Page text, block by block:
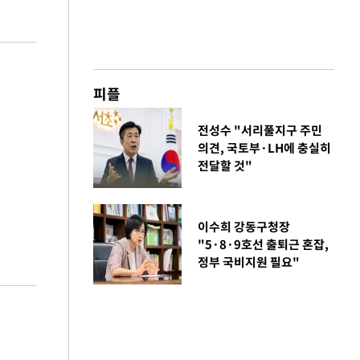
피플
전성수 "서리풀지구 주민
의견, 국토부·LH에 충실히
전달할 것"
이수희 강동구청장
"5·8·9호선 출퇴근 혼잡,
정부 국비지원 필요"